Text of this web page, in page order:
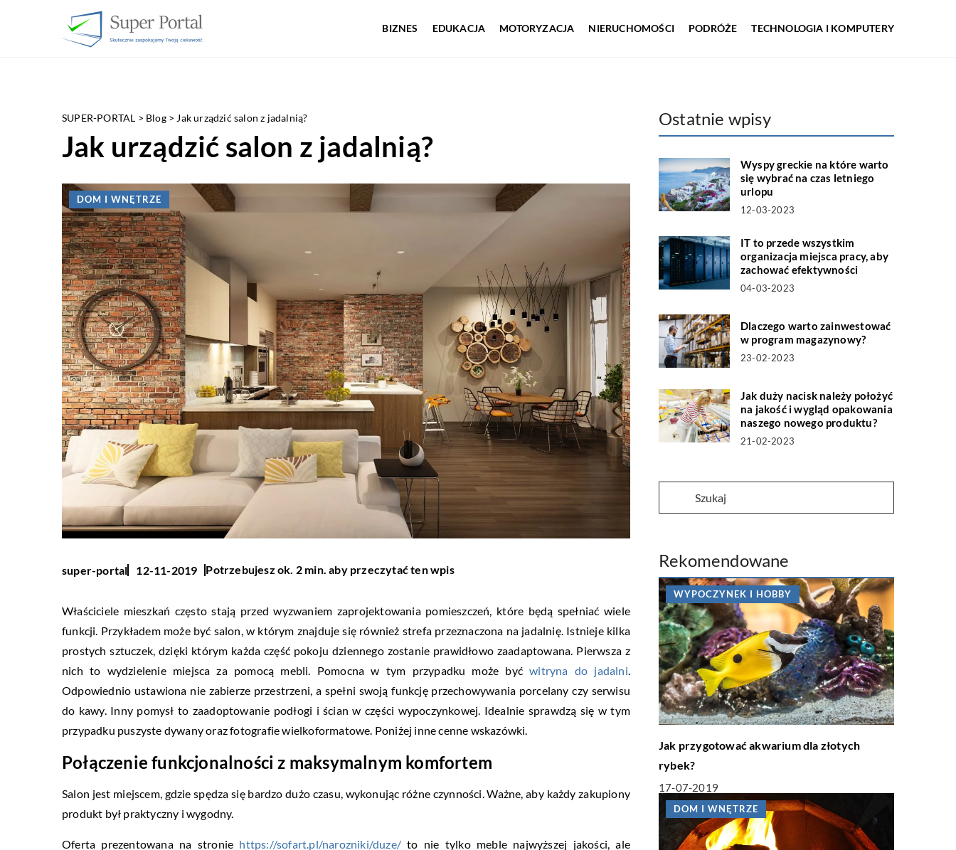
BIZNES EDUKACJA MOTORYZACJA NIERUCHOMOŚCI PODRÓŻE TECHNOLOGIA I KOMPUTERY
SUPER-PORTAL > Blog> Jak urządzić salon z jadalnią?
Jak urządzić salon z jadalnią?
DOM I WNĘTRZE
super-portal 12-11-2019 Potrzebujesz ok. 2 min. aby przeczytać ten wpis
Właściciele mieszkań często stają przed wyzwaniem zaprojektowania pomieszczeń, które będą spełniać wiele
funkcji. Przykładem może być salon, w którym znajduje się również strefa przeznaczona na jadalnię. Istnieje kilka
prostych sztuczek, dzięki którym każda część pokoju dziennego zostanie prawidłowo zaadaptowana. Pierwsza z
nich to wydzielenie miejsca za pomocą mebli. Pomocna w tym przypadku może byćwitryna do jadalni.
Odpowiednio ustawiona nie zabierze przestrzeni, a spełni swoją funkcję przechowywania porcelany czy serwisu
do kawy. Inny pomysł to zaadoptowanie podłogi i ścian w części wypoczynkowej. Idealnie sprawdzą się w tym
przypadku puszyste dywany oraz fotografie wielkoformatowe. Poniżej inne cenne wskazówki.
Połączenie funkcjonalności z maksymalnym komfortem
Salon jest miejscem, gdzie spędza się bardzo dużo czasu, wykonując różne czynności. Ważne, aby każdy zakupiony
produkt był praktyczny i wygodny.
Oferta prezentowana na stronie https://sofart.pl/narozniki/duze/ to nie tylko meble najwyższej jakości, ale
Ostatnie wpisy
Wyspy greckie na które warto
się wybrać na czas letniego
urlopu
12-03-2023
IT to przede wszystkim
organizacja miejsca pracy, aby
zachować efektywności
04-03-2023
Dlaczego warto zainwestować
w program magazynowy?
23-02-2023
Jak duży nacisk należy położyć
na jakość i wygląd opakowania
naszego nowego produktu?
21-02-2023
Rekomendowane
WYPOCZYNEK I HOBBY
Jak przygotować akwarium dla złotych
rybek?
17-07-2019
DOM I WNĘTRZE